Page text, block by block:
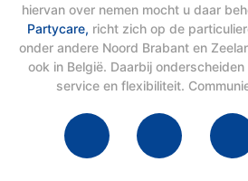
hiervan over nemen mocht u daar
Partycare, richt zich op de
onder andere Noord Brabant en
ook in België. Daarbij
service en flexibiliteit.